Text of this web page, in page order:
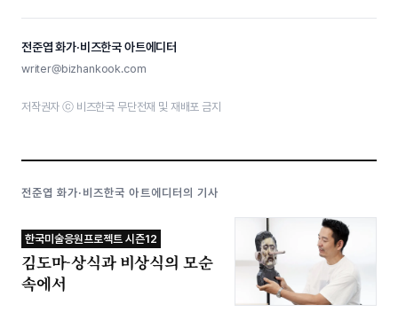
전준엽 화가·비즈한국 아트에디터
writer@bizhankook.com
저작권자 ⓒ 비즈한국 무단전재 및 재배포 금지
전준엽 화가·비즈한국 아트에디터의 기사
한국미술응원프로젝트 시즌12
김도마-상식과 비상식의 모순
속에서